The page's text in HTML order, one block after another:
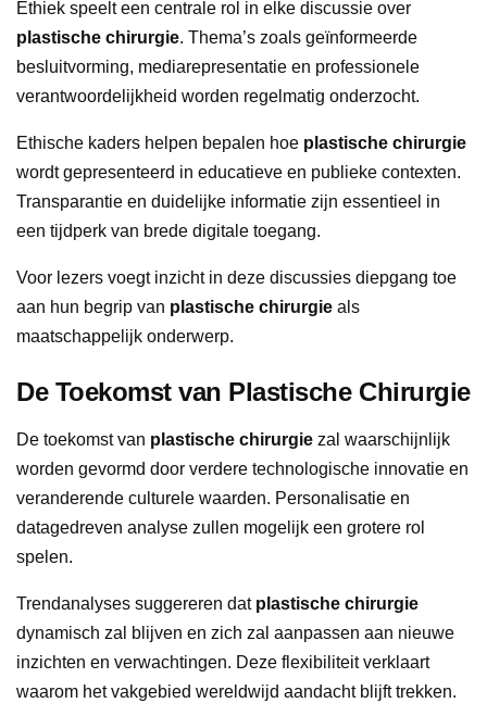
Ethiek speelt een centrale rol in elke discussie over
plastische chirurgie. Thema’s zoals geïnformeerde
besluitvorming, mediarepresentatie en professionele
verantwoordelijkheid worden regelmatig onderzocht.
Ethische kaders helpen bepalen hoe plastische chirurgie
wordt gepresenteerd in educatieve en publieke contexten.
Transparantie en duidelijke informatie zijn essentieel in
een tijdperk van brede digitale toegang.
Voor lezers voegt inzicht in deze discussies diepgang toe
aan hun begrip van plastische chirurgie als
maatschappelijk onderwerp.
De Toekomst van Plastische Chirurgie
De toekomst van plastische chirurgie zal waarschijnlijk
worden gevormd door verdere technologische innovatie en
veranderende culturele waarden. Personalisatie en
datagedreven analyse zullen mogelijk een grotere rol
spelen.
Trendanalyses suggereren dat plastische chirurgie
dynamisch zal blijven en zich zal aanpassen aan nieuwe
inzichten en verwachtingen. Deze flexibiliteit verklaart
waarom het vakgebied wereldwijd aandacht blijft trekken.